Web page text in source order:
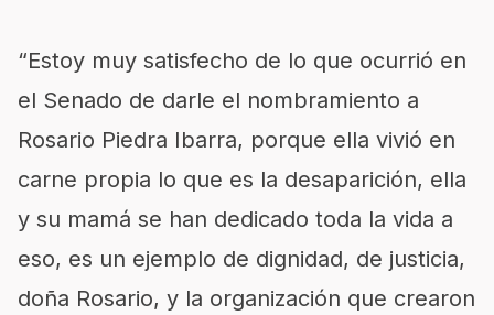
“Estoy muy satisfecho de lo que ocurrió en
el Senado de darle el nombramiento a
Rosario Piedra Ibarra, porque ella vivió en
carne propia lo que es la desaparición, ella
y su mamá se han dedicado toda la vida a
eso, es un ejemplo de dignidad, de justicia,
doña Rosario, y la organización que crearon